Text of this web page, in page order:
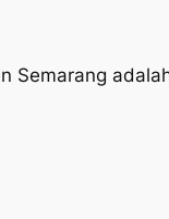
Semarang